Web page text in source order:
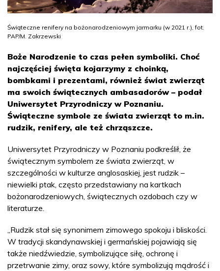
Świąteczne renifery na bożonarodzeniowym jarmarku (w 2021 r.), fot.
PAP/M. Zakrzewski
Boże Narodzenie to czas pełen symboliki. Choć
najczęściej święta kojarzymy z choinką,
bombkami i prezentami, również świat zwierząt
ma swoich świątecznych ambasadorów – podał
Uniwersytet Przyrodniczy w Poznaniu.
Świąteczne symbole ze świata zwierząt to m.in.
rudzik, renifery, ale też chrząszcze.
Uniwersytet Przyrodniczy w Poznaniu podkreślił, że
świątecznym symbolem ze świata zwierząt, w
szczególności w kulturze anglosaskiej, jest rudzik –
niewielki ptak, często przedstawiany na kartkach
bożonarodzeniowych, świątecznych ozdobach czy w
literaturze.
„Rudzik stał się synonimem zimowego spokoju i bliskości.
W tradycji skandynawskiej i germańskiej pojawiają się
także niedźwiedzie, symbolizujące siłę, ochronę i
przetrwanie zimy, oraz sowy, które symbolizują mądrość i